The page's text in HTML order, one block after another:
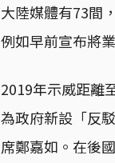
大陸媒體有73間
例如早前宣布將
2019年示威距離
為政府新設「反
席鄭嘉如。在後